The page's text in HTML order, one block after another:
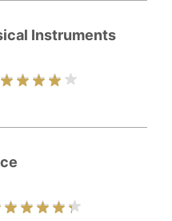
Instruments